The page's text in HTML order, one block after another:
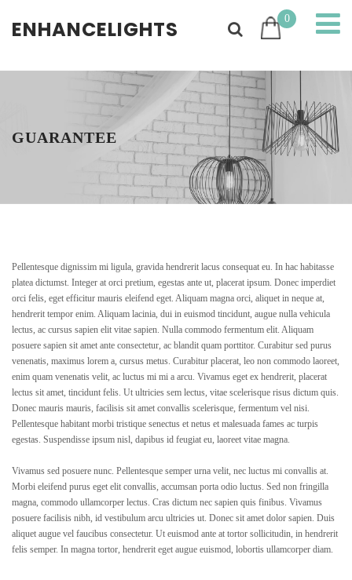
ENHANCELIGHTS 0
GUARANTEE
Pellentesque dignissim mi ligula, gravida hendrerit lacus consequat eu. In hac habitasse
platea dictumst. Integer at orci pretium, egestas ante ut, placerat ipsum. Donec imperdiet
orci felis, eget efficitur mauris eleifend eget. Aliquam magna orci, aliquet in neque at,
hendrerit tempor enim. Aliquam lacinia, dui in euismod tincidunt, augue nulla vehicula
lectus, ac cursus sapien elit vitae sapien. Nulla commodo fermentum elit. Aliquam
posuere sapien sit amet ante consectetur, ac blandit quam porttitor. Curabitur sed purus
venenatis, maximus lorem a, cursus metus. Curabitur placerat, leo non commodo laoreet,
enim quam venenatis velit, ac luctus mi mi a arcu. Vivamus eget ex hendrerit, placerat
lectus sit amet, tincidunt felis. Ut ultricies sem lectus, vitae scelerisque risus dictum quis.
Donec mauris mauris, facilisis sit amet convallis scelerisque, fermentum vel nisi.
Pellentesque habitant morbi tristique senectus et netus et malesuada fames ac turpis
egestas. Suspendisse ipsum nisl, dapibus id feugiat eu, laoreet vitae magna.
Vivamus sed posuere nunc. Pellentesque semper urna velit, nec luctus mi convallis at.
Morbi eleifend purus eget elit convallis, accumsan porta odio luctus. Sed non fringilla
magna, commodo ullamcorper lectus. Cras dictum nec sapien quis finibus. Vivamus
posuere facilisis nibh, id vestibulum arcu ultricies ut. Donec sit amet dolor sapien. Duis
aliquet augue vel faucibus consectetur. Ut euismod ante at tortor sollicitudin, in hendrerit
felis semper. In magna tortor, hendrerit eget augue euismod, lobortis ullamcorper diam.